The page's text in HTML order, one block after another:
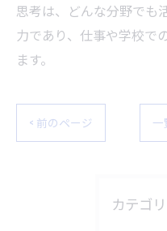
思考は、どんな分野でも
力であり、仕事や学校で
ます。
< 前のページ 一
カテゴ